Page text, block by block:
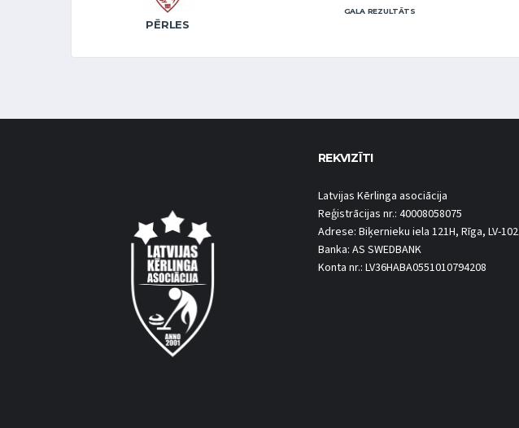
PĒRLES
GALA REZULTĀTS
REKVIZĪTI
Latvijas Kērlinga asociācija
Reģistrācijas nr.: 40008058075
Adrese: Biķernieku iela 121H, Rīga, LV-
Banka: AS SWEDBANK
Konta nr.: LV36HABA0551010794208